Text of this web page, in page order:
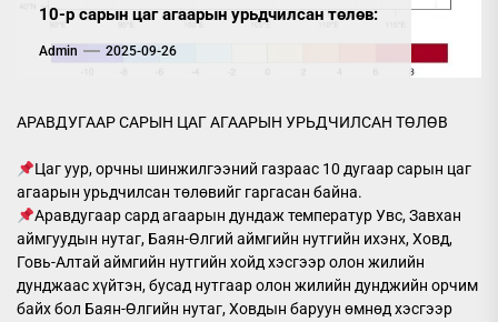
10-р сарын цаг агаарын урьдчилсан төлөв:
Admin 2025-09-26
АРАВДУГААР САРЫН ЦАГ АГААРЫН УРЬДЧИЛСАН ТӨЛӨВ
Цаг уур, орчны шинжилгээний газраас 10 дугаар сарын цаг
агаарын урьдчилсан төлөвийг гаргасан байна.
Аравдугаар сард агаарын дундаж температур Увс, Завхан
аймгуудын нутаг, Баян-Өлгий аймгийн нутгийн ихэнх, Ховд,
Говь-Алтай аймгийн нутгийн хойд хэсгээр олон жилийн
дунджаас хүйтэн, бусад нутгаар олон жилийн дунджийн орчим
байх бол Баян-Өлгийн нутаг, Ховдын баруун өмнөд хэсгээр